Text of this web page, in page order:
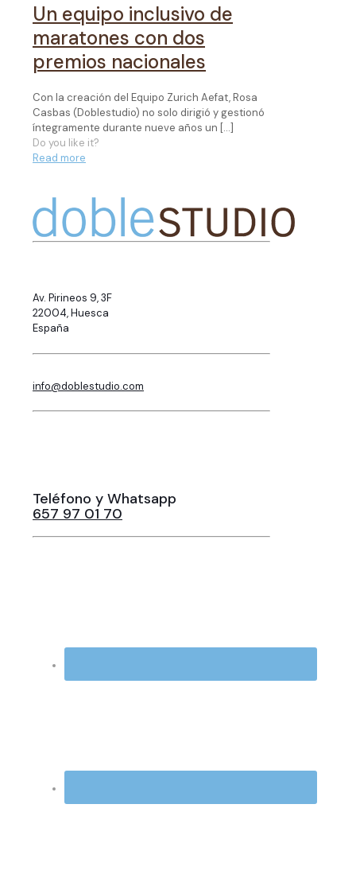
Un equipo inclusivo de
maratones con dos
premios nacionales
Con la creación del Equipo Zurich Aefat, Rosa
Casbas (Doblestudio) no solo dirigió y gestionó
íntegramente durante nueve años un […]
Do you like it?
Read more
Av. Pirineos 9, 3F
22004, Huesca
España
info@doblestudio.com
Teléfono y Whatsapp
657 97 01 70